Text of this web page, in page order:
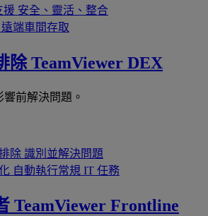
援 安全、靈活、整合
遠端車間存取
除 TeamViewer DEX
前解決問題。
除 識別並解決問題
自動執行常規 IT 任務
TeamViewer Frontline